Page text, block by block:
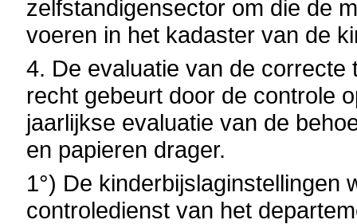
zelfstandigensector om die de
voeren in het kadaster van de
4. De evaluatie van de
recht gebeurt door de controle
jaarlijkse evaluatie van de
en papieren drager.
1°) De kinderbijslaginstellingen
controledienst van het